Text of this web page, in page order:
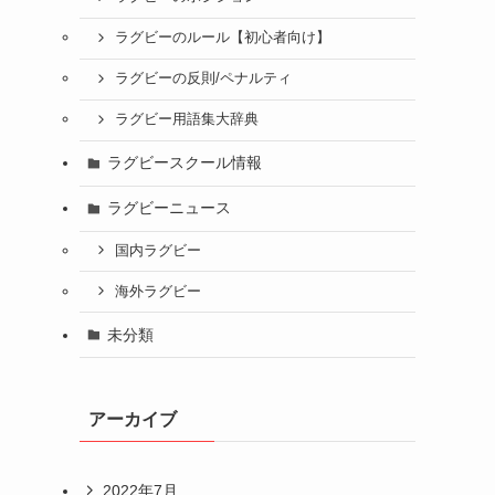
ラグビーのルール【初心者向け】
ラグビーの反則/ペナルティ
ラグビー用語集大辞典
ラグビースクール情報
ラグビーニュース
国内ラグビー
海外ラグビー
未分類
アーカイブ
2022年7月